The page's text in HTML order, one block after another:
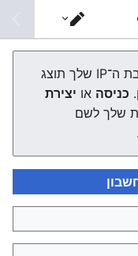
מוצגת לאחר כמה
מעבר
עורך
לא נכנסת לחשבון. כתובת ה־IP שלך תוצג
כניסה או יצירת
שלך לשם